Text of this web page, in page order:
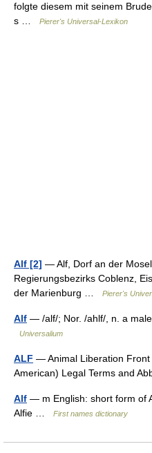
folgte diesem mit seinem
s …
Pierer's Universal-Lexikon
Alf [2] — Alf, Dorf an der
Regierungsbezirks Coblenz,
der Marienburg …
Pierer's
Alf — /alf/; Nor. /ahlf/, n. a
Universalium
ALF — Animal Liberation
American) Legal Terms and
Alf — m English: short form of
Alfie …
First names dictionary